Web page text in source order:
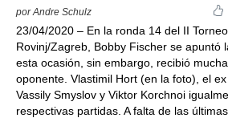
por Andre Schulz
23/04/2020 – En la ronda 14 del II
Rovinj/Zagreb, Bobby Fischer se apuntó
esta ocasión, sin embargo, recibió
oponente. Vlastimil Hort (en la foto), el
Vassily Smyslov y Viktor Korchnoi
respectivas partidas. A falta de las